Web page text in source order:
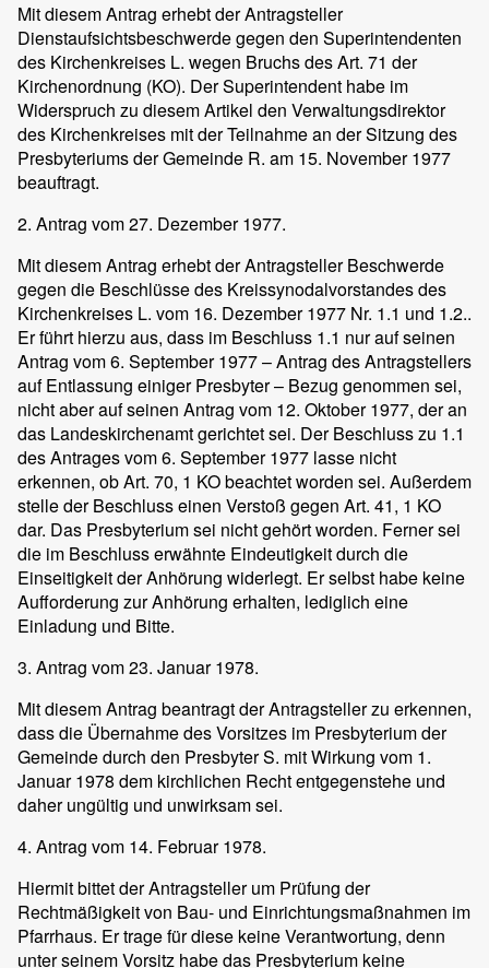
Mit diesem Antrag erhebt der Antragsteller
Dienstaufsichtsbeschwerde gegen den Superintendenten
des Kirchenkreises L. wegen Bruchs des Art. 71 der
Kirchenordnung (KO). Der Superintendent habe im
Widerspruch zu diesem Artikel den Verwaltungsdirektor
des Kirchenkreises mit der Teilnahme an der Sitzung des
Presbyteriums der Gemeinde R. am 15. November 1977
beauftragt.
2. Antrag vom 27. Dezember 1977.
Mit diesem Antrag erhebt der Antragsteller Beschwerde
gegen die Beschlüsse des Kreissynodalvorstandes des
Kirchenkreises L. vom 16. Dezember 1977 Nr. 1.1 und 1.2..
Er führt hierzu aus, dass im Beschluss 1.1 nur auf seinen
Antrag vom 6. September 1977 – Antrag des Antragstellers
auf Entlassung einiger Presbyter – Bezug genommen sei,
nicht aber auf seinen Antrag vom 12. Oktober 1977, der an
das Landeskirchenamt gerichtet sei. Der Beschluss zu 1.1
des Antrages vom 6. September 1977 lasse nicht
erkennen, ob Art. 70, 1 KO beachtet worden sei. Außerdem
stelle der Beschluss einen Verstoß gegen Art. 41, 1 KO
dar. Das Presbyterium sei nicht gehört worden. Ferner sei
die im Beschluss erwähnte Eindeutigkeit durch die
Einseitigkeit der Anhörung widerlegt. Er selbst habe keine
Aufforderung zur Anhörung erhalten, lediglich eine
Einladung und Bitte.
3. Antrag vom 23. Januar 1978.
Mit diesem Antrag beantragt der Antragsteller zu erkennen,
dass die Übernahme des Vorsitzes im Presbyterium der
Gemeinde durch den Presbyter S. mit Wirkung vom 1.
Januar 1978 dem kirchlichen Recht entgegenstehe und
daher ungültig und unwirksam sei.
4. Antrag vom 14. Februar 1978.
Hiermit bittet der Antragsteller um Prüfung der
Rechtmäßigkeit von Bau- und Einrichtungsmaßnahmen im
Pfarrhaus. Er trage für diese keine Verantwortung, denn
unter seinem Vorsitz habe das Presbyterium keine